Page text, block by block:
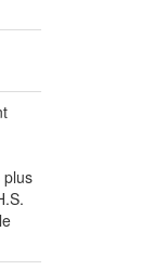
plus